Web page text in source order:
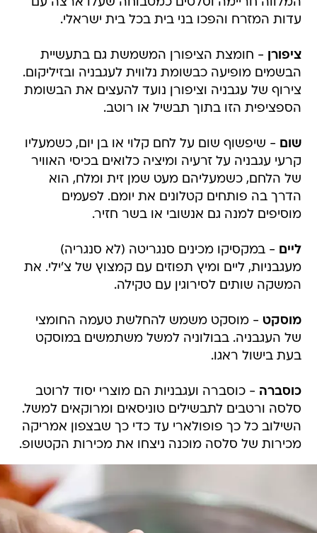
עדות המזרח והפכו בני בית בכל בית ישראלי.
ציפורן - חומצת הציפורן המשמשת גם בתעשיית
הבשמים מופיעה כבשומת נלווית לעגבניה ובזיליקום.
צירוף של עגבניה וציפורן נועד להעצים את הבשומת
הספציפית הזו בתוך תבשיל או רוטב.
שום - שיפשוף שום על לחם קלוי או בן יום, כשמעליו
קרעי עגבניה על זרעיה ומיציה כלואים בכיסי האוויר
של הלחם, כשמעליהם מעט שמן זית ומלח, הוא
הדרך בה פותחים קטלונים את יומם. לפעמים
מוסיפים למנה גם אנשובי או בשר חזיר.
ליים - במקסיקו מכינים סנגריטה (לא סנגריה)
מעגבניות, ליים ומיץ תפוזים עם קמצוץ של צ'ילי. את
המשקה שותים לסירוגין עם טקילה.
מוסקט - מוסקט משמש להחלשת טעמה החומצי
של העגבניה. בבולוניה למשל משתמשים במוסקט
בעת בישול ראגו.
כוסברה - כוסברה ועגבניות הם מוצרי יסוד לרוטב
סלסה ורטבים לתבשילים טוניסאים ומרוקאים למשל.
השילוב כל כך פופולארי עד כדי כך שבצפון אמריקה
מכירות של סלסה מוכנה ניצחו את מכירות הקטשופ.